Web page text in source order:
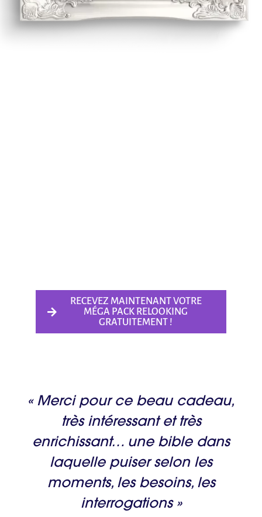
RECEVEZ MAINTENANT VOTRE
MÉGA PACK RELOOKING
GRATUITEMENT !
« Merci pour ce beau cadeau,
très intéressant et très
enrichissant… une bible dans
laquelle puiser selon les
moments, les besoins, les
interrogations »